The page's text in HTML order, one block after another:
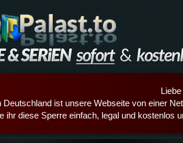
Deutschland ist unsere Webseite von einer
ihr diese Sperre einfach, legal und kostenlos